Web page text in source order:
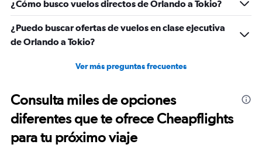
¿Cómo busco vuelos directos de Orlando a Tokio?
¿Puedo buscar ofertas de vuelos en clase ejecutiva
de Orlando a Tokio?
Ver más preguntas frecuentes
Consulta miles de opciones
diferentes que te ofrece Cheapflights
para tu próximo viaje